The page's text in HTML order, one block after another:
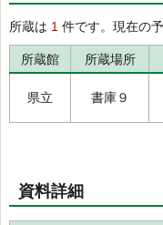
所蔵は 1 件です。現在の
所蔵館 所蔵場所
県立 書庫９
資料詳細